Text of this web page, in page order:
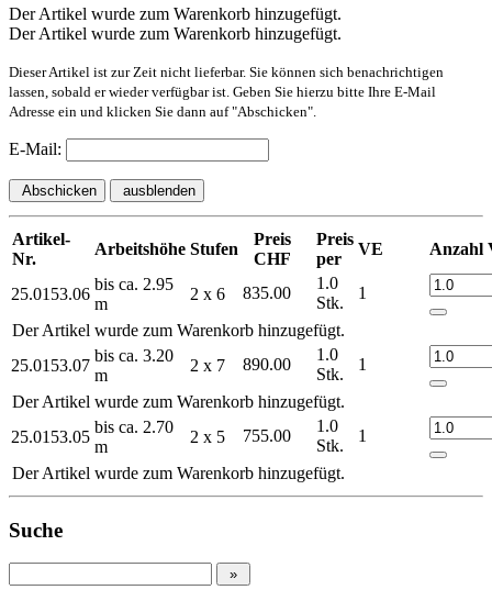
Der Artikel wurde zum Warenkorb hinzugefügt.
Der Artikel wurde zum Warenkorb hinzugefügt.
Dieser Artikel ist zur Zeit nicht lieferbar. Sie können sich benachrichtigen
lassen, sobald er wieder verfügbar ist. Geben Sie hierzu bitte Ihre E-Mail
Adresse ein und klicken Sie dann auf "Abschicken".
E-Mail:
Abschicken ausblenden
Artikel-
Nr.
Arbeitshöhe Stufen
Preis
CHF
Preis
per
VE Anzahl
25.0153.06
bis ca. 2.95
m
2 x 6 835.00
1.0
Stk.
1
Der Artikel wurde zum Warenkorb hinzugefügt.
25.0153.07
bis ca. 3.20
m
2 x 7 890.00
1.0
Stk.
1
Der Artikel wurde zum Warenkorb hinzugefügt.
25.0153.05
bis ca. 2.70
m
2 x 5 755.00
1.0
Stk.
1
Der Artikel wurde zum Warenkorb hinzugefügt.
Suche